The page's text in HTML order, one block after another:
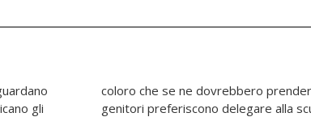
gli
i
media,